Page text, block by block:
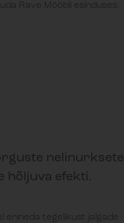
Rave Mööbli esinduses.
nelinurksete
hõljuva efekti.
erineda tegelikust jalgade